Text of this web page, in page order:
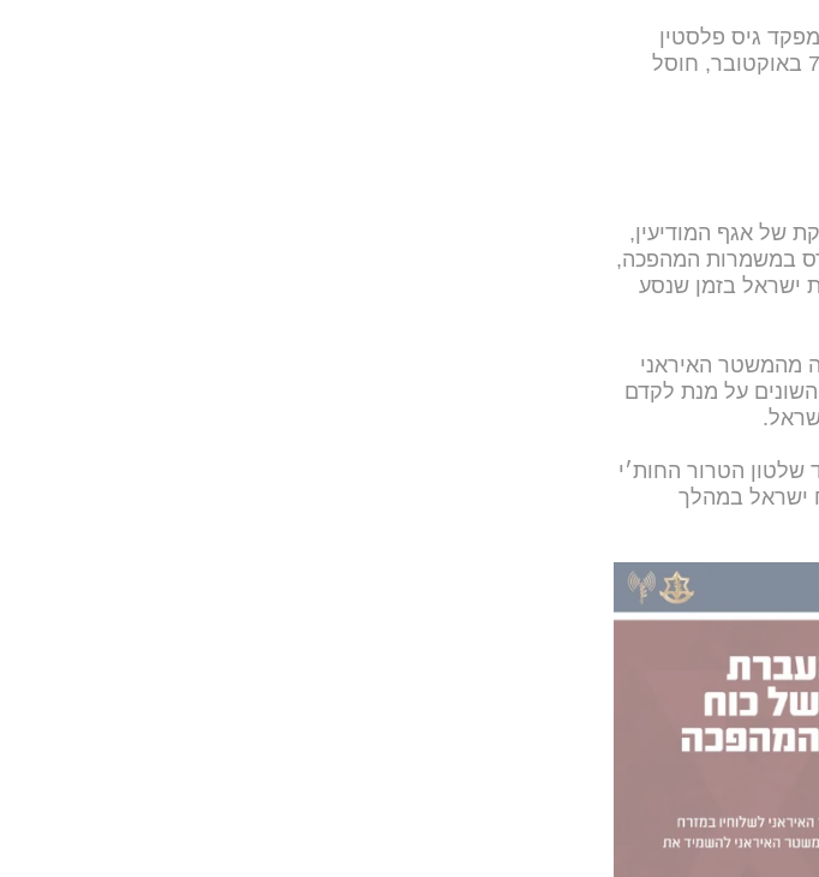
גיס פלסטין
בכוח קודס האיראני, מי שמימן וחימש את החמאס לקראת טבח ה-7 באוקטובר, חוסל
של אגף המודיעין,
במשמרות המהפכה,
מהמשטר האיראני
על מנת לקדם
שלטון הטרור החות׳י
ישראל במהלך